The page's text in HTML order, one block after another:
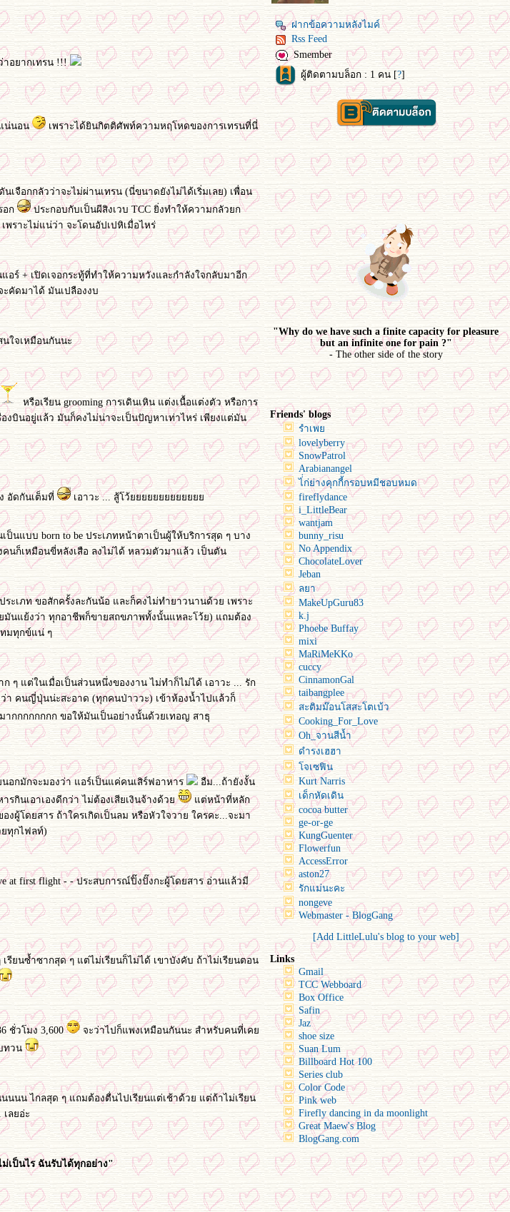
าอยากเทรน !!!
แน่นอน
เพราะได้ยินกิตติศัพท์ความหฤโหดของการเทรนที่นี่
จือกกลัวว่าจะไม่ผ่านเทรน (นี่ขนาดยังไม่ได้เริ่มเลย) เพื่อน
อก
ประกอบกับเป็นผีสิงเวบ TCC ยิ่งทำให้ความกลัวยก
พราะไม่แน่ว่า จะโดนอัปเปหิเมื่อไหร่
อร์ + เปิดเจอกระทู้ที่ทำให้ความหวังและกำลังใจกลับมาอีก
ะคัดมาได้ มันเปลืองงบ
ใจเหมือนกันนะ
หรือเรียน grooming การเดินเหิน แต่งเนื้อแต่งตัว หรือการ
องบินอยู่แล้ว มันก็คงไม่น่าจะเป็นปัญหาเท่าไหร่ เพียงแต่มัน
อัดกันเต็มที่ เอาวะ ... สู้โว้
นแบบ born to be ประเภทหน้าตาเป็นผู้ให้บริการสุด ๆ บาง
นก็เหมือนขี่หลังเสือ ลงไม่ได้ หลวมตัวมาแล้ว เป็นตัน
ระเภท ขอสักครั้งละกันน้อ และก็คงไม่ทำยาวนานด้วย เพราะ
นแย้งว่า ทุกอาชีพก็ขายสถขภาพทั้งนั้นแหละโว้ย) แถมต้อง
มทุกข์แน่ ๆ
ๆ แต่ในเมื่อเป็นส่วนหนึ่งของงาน ไม่ทำก็ไม่ได้ เอาวะ ... รัก
า คนญี่ปุ่นน่ะสะอาด (ทุกคนป่าววะ) เข้าห้องน้ำไปแล้วก็
ากกกกกกกก ขอให้มันเป็นอย่างนั้นด้วยเทอญ สาธุ
กมักจะมองว่า แอร์เป็นแค่คนเสิร์ฟอาหาร
อืม...ถ้ายังงั้น
รกินเอาเองดีกว่า ไม่ต้องเสียเงินจ้างด้ว
ต่หน้าที่หลัก
ผู้โดยสาร ถ้าใครเกิดเป็นลม หรือหัวใจวาย ใครคะ...จะมา
ทุกไฟลท์)
at first flight - - ประสบการณ์ปิ๊งปั๊งกะผู้โดยสาร อ่านแล้วมี
ยนซ้ำซากสุด ๆ แต่ไม่เรียนก็ไม่ได้ เขาบังคับ ถ้าไม่เรียนตอน
ชั่วโมง 3,600
จะว่าไปก็แพงเหมือนกันนะ สำหรับคนที่เค
ทวน
นนน ไกลสุด ๆ แถมต้องตื่นไปเรียนแต่เช้าด้วย แต่ถ้าไม่เรียน
ลยอ่ะ
เป็นไร ฉันรับได้ทุกอย่าง"
ฝากข้อความหลังไมค์
Rss Feed
Smember
ผู้ติดตามบล็อก : 1 คน [?]
"Why do we have such a finite capacity for pleasure
but an infinite one for pain ?"
- The other side of the story
Friends' blogs
รำเพ
lovelyberry
SnowPatrol
Arabianangel
ไ่่ก่ย่างคุกกี้กรอบหมีชอบหมด
fireflydance
i_LittleBear
wantjam
bunny_risu
No Appendix
ChocolateLover
Jeban
ลยา
MakeUpGuru83
k.j
Phoebe Buffay
mixi
MaRiMeKKo
cuccy
CinnamonGal
taibangplee
สะติมม๊อนโสสะโตเบ้ว
Cooking_For_Love
Oh_จานสีน้ำ
ดำรงเฮฮา
จเซฟิน
Kurt Narris
เด็กหัดเดิน
cocoa butter
ge-or-ge
KungGuenter
Flowerfun
AccessError
aston27
รักแม่นะคะ
nongeve
Webmaster - BlogGang
[Add LittleLulu's blog to your web]
Links
Gmail
TCC Webboard
Box Office
Safin
Jaz
shoe size
Suan Lum
Billboard Hot 100
Series club
Color Code
Pink web
Firefly dancing in da moonlight
Great Maew's Blog
BlogGang.com